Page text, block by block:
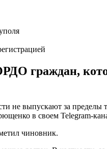
граждан,
не выпускают за
в своем Telegram-
чиновник.